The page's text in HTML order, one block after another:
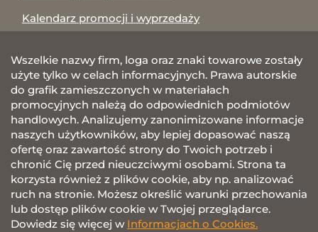
Kalendarz promocji i wyprzedaży
Wszelkie nazwy firm, loga oraz znaki towarowe zostały
użyte tylko w celach informacyjnych. Prawa autorskie
do grafik zamieszczonych w materiałach
promocyjnych należą do odpowiednich podmiotów
handlowych. Analizujemy zanonimizowane informacje
naszych użytkowników, aby lepiej dopasować naszą
ofertę oraz zawartość strony do Twoich potrzeb i
chronić Cię przed nieuczciwymi osobami. Strona ta
korzysta również z plików cookie, aby np. analizować
ruch na stronie. Możesz określić warunki przechowania
lub dostęp plików cookie w Twojej przeglądarce.
Dowiedz się więcej w Informacjach o Cookies.